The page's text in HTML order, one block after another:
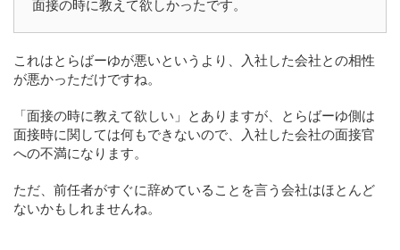
面接の時に教えて欲しかったです。
これはとらばーゆが悪いというより、入社した会社との相性
が悪かっただけですね。
「面接の時に教えて欲しい」とありますが、とらばーゆ側は
面接時に関しては何もできないので、入社した会社の面接官
への不満になります。
ただ、前任者がすぐに辞めていることを言う会社はほとんど
ないかもしれませんね。